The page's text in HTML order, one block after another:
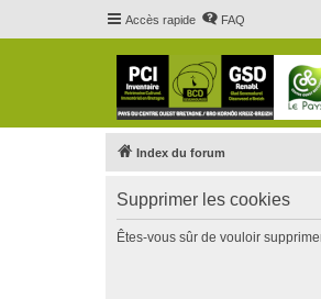
Accès rapide FAQ
Index du forum
Supprimer les cookies
Êtes-vous sûr de vouloir